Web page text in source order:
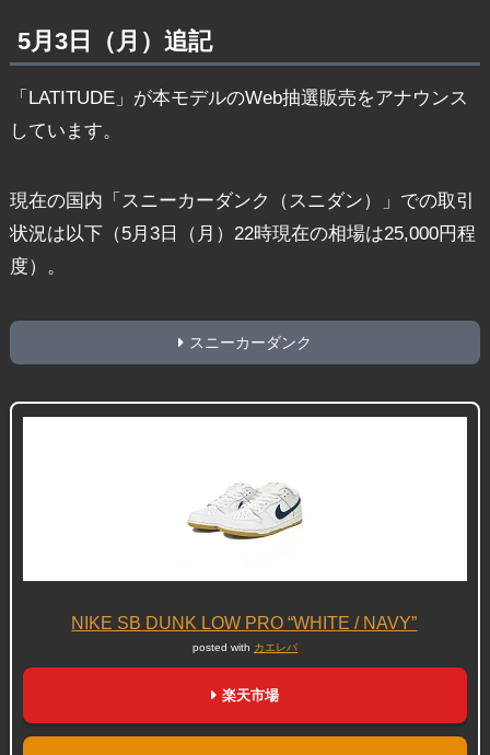
5月3日（月）追記
「LATITUDE」が本モデルのWeb抽選販売をアナウンス
しています。
現在の国内「スニーカーダンク（スニダン）」での取引
状況は以下（5月3日（月）22時現在の相場は25,000円程
度）。
スニーカーダンク
NIKE SB DUNK LOW PRO “WHITE / NAVY”
posted with カエレバ
楽天市場